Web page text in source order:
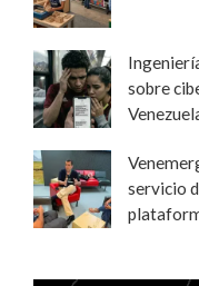
sobre
servicio